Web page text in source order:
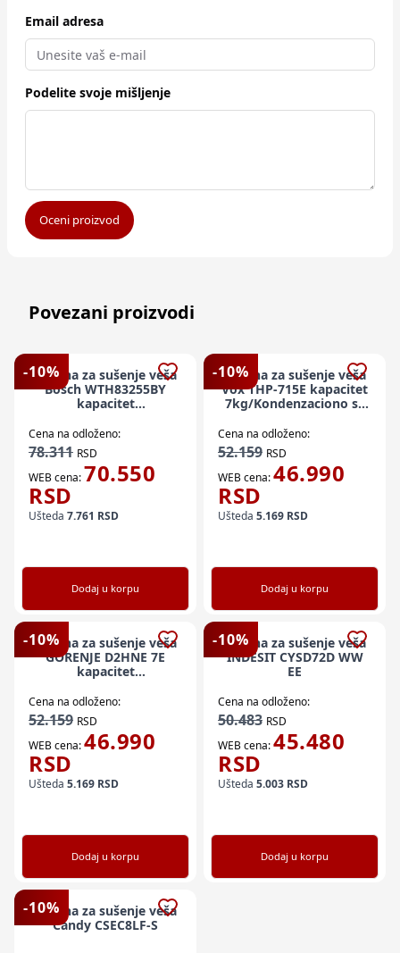
Email adresa
Podelite svoje mišljenje
Oceni proizvod
Povezani proizvodi
-10%
Mašina za sušenje veša
Bosch WTH83255BY
kapacitet
pumpa
Cena na odloženo:
78.311 RSD
WEB cena:70.550
RSD
Ušteda 7.761 RSD
Dodaj u korpu
-10%
Mašina za sušenje veša
Vox THP-715E kapacitet
7kg/Kondenzaciono sa
Cena na odloženo:
52.159 RSD
WEB cena:46.990
RSD
Ušteda 5.169 RSD
Dodaj u korpu
-10%
Mašina za sušenje veša
GORENJE D2HNE 7E
kapacitet
toplotnom pumpom
Cena na odloženo:
52.159 RSD
WEB cena:46.990
RSD
Ušteda 5.169 RSD
Dodaj u korpu
-10%
Mašina za sušenje veša
INDESIT CYSD72D WW
EE
Cena na odloženo:
50.483 RSD
WEB cena:45.480
RSD
Ušteda 5.003 RSD
Dodaj u korpu
-10%
Mašina za sušenje veša
Candy CSEC8LF-S